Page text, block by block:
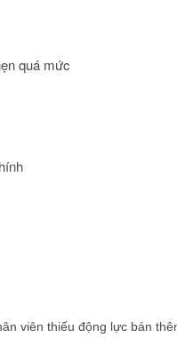
quá mức
viên thiếu động lực bán